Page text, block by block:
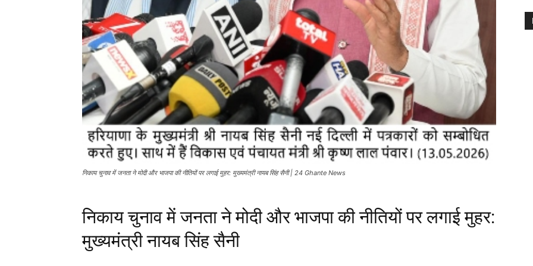
निकाय चुनाव में जनता ने मोदी और भाजपा की नीतियों पर लगाई मुहर: मुख्यमंत्री नायब सिंह सैनी | 24 Ghante News
निकाय चुनाव में जनता ने मोदी और भाजपा की नीतियों पर लगाई मुहर:
मुख्यमंत्री नायब सिंह सैनी